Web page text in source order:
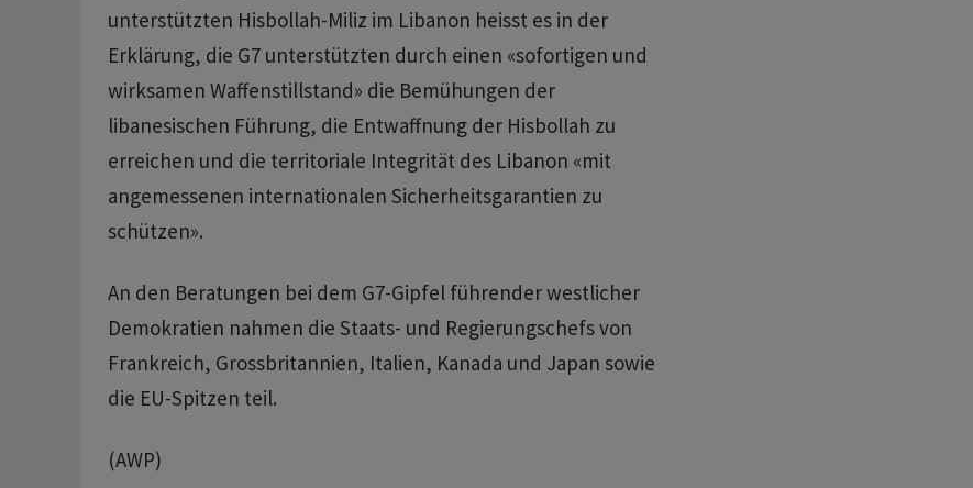
unterstützten Hisbollah-Miliz im Libanon heisst es in der
Erklärung, die G7 unterstützten durch einen «sofortigen und
wirksamen Waffenstillstand» die Bemühungen der
libanesischen Führung, die Entwaffnung der Hisbollah zu
erreichen und die territoriale Integrität des Libanon «mit
angemessenen internationalen Sicherheitsgarantien zu
schützen».
An den Beratungen bei dem G7-Gipfel führender westlicher
Demokratien nahmen die Staats- und Regierungschefs von
Frankreich, Grossbritannien, Italien, Kanada und Japan sowie
die EU-Spitzen teil.
(AWP)